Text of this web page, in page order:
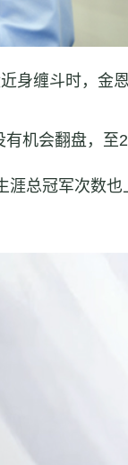
身缠斗时，金
机会翻盘，至
总冠军次数